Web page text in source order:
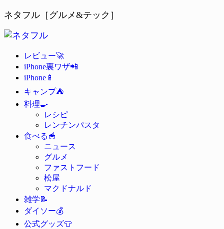
ネタフル［グルメ&テック］
レビュー🚀
iPhone裏ワザ📲
iPhone 📱
キャンプ⛺
料理🍳
レシピ
レンチンパスタ
食べる 🥣
ニュース
グルメ
ファストフード
松屋
マクドナルド
雑学📝
ダイソー💰
公式グッズ👕